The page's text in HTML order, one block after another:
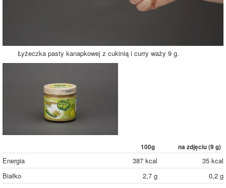
Łyżeczka pasty kanapkowej z cukinią i curry waży 9 g.
100g na zdjęciu (9 g)
Energia 387 kcal
35 kcal
Białko
2,7 g
0,2 g